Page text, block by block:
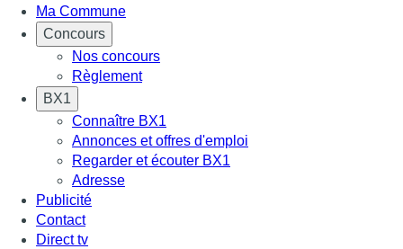
Ma Commune
Concours
Nos concours
Règlement
BX1
Connaître BX1
Annonces et offres d'emploi
Regarder et écouter BX1
Adresse
Publicité
Contact
Direct tv